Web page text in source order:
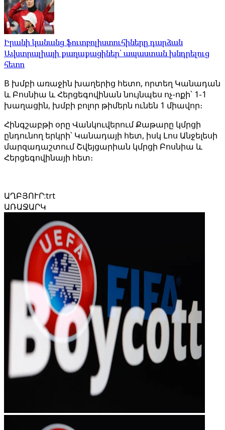
Իրանի կանանց ֆուտբոլիստուհիները դարձան
Ավստրալիայի քաղաքացիներ՝ ապաստան խնդրելուց
հետո
B խմբի առաջին խաղերից հետո, որտեղ Կանադան
և Բոսնիա և Հերցեգովինան նույնպես ոչ-ոքի՝ 1-1
խաղացին, խմբի բոլոր թիմերն ունեն 1 միավոր։
Հինգշաբթի օրը Վանկուվերում Քաթարը կմրցի
ընդունող երկրի՝ Կանադայի հետ, իսկ Լոս Անջելեսի
մարզադաշտում Շվեյցարիան կմրցի Բոսնիա և
Հերցեգովինայի հետ։
ԱՂԲՅՈՒՐ:trt
ԱՌԱՋԱՐԿ